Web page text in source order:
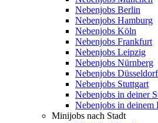
Nebenjobs Berlin
Nebenjobs Hamburg
Nebenjobs Köln
Nebenjobs Frankfurt
Nebenjobs Leipzig
Nebenjobs Nürnberg
Nebenjobs Düsseldorf
Nebenjobs Stuttgart
Nebenjobs in deiner
Nebenjobs in deinem
Minijobs nach Stadt